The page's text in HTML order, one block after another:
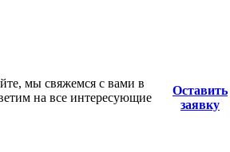
мы свяжемся с вами в
на все интересующие
Оставить
заявку